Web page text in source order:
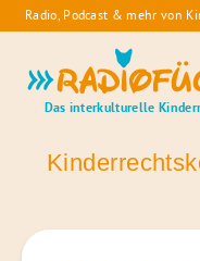
Skip
to
Radio, Podcast & mehr von
Radiofüchse
Das interkulturelle